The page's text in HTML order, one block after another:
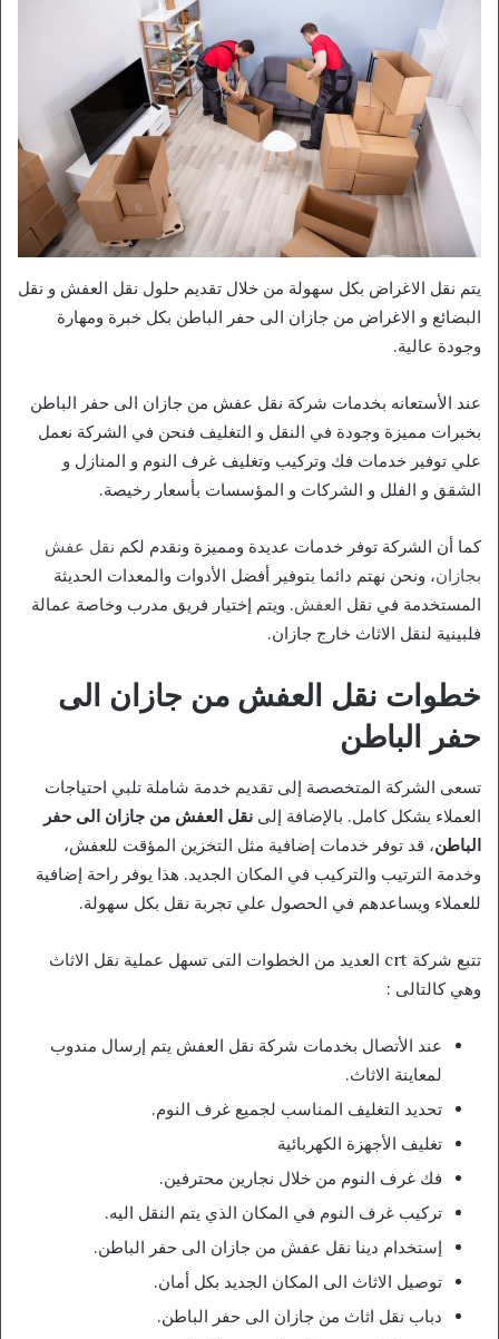
يتم نقل الاغراض بكل سهولة من خلال تقديم حلول نقل العفش و نقل
البضائع و الاغراض من جازان الى حفر الباطن بكل خبرة ومهارة
وجودة عالية.
عند الأستعانه بخدمات شركة نقل عفش من جازان الى حفر الباطن
بخبرات مميزة وجودة في النقل و التغليف فنحن في الشركة نعمل
علي توفير خدمات فك وتركيب وتغليف غرف النوم و المنازل و
الشقق و الفلل و الشركات و المؤسسات بأسعار رخيصة.
كما أن الشركة توفر خدمات عديدة ومميزة ونقدم لكم نقل عفش
بجازان، ونحن نهتم دائما بتوفير أفضل الأدوات والمعدات الحديثة
المستخدمة في نقل العفش. ويتم إختيار فريق مدرب وخاصة عمالة
فلبينية لنقل الاثاث خارج جازان.
خطوات نقل العفش من جازان الى
حفر الباطن
تسعى الشركة المتخصصة إلى تقديم خدمة شاملة تلبي احتياجات
العملاء بشكل كامل. بالإضافة إلى نقل العفش من جازان الى حفر
الباطن، قد توفر خدمات إضافية مثل التخزين المؤقت للعفش،
وخدمة الترتيب والتركيب في المكان الجديد. هذا يوفر راحة إضافية
للعملاء ويساعدهم في الحصول علي تجربة نقل بكل سهولة.
تتبع شركة crt العديد من الخطوات التى تسهل عملية نقل الاثاث
وهي كالتالى :
عند الأتصال بخدمات شركة نقل العفش يتم إرسال مندوب
لمعاينة الاثاث.
تحديد التغليف المناسب لجميع غرف النوم.
تغليف الأجهزة الكهربائية
فك غرف النوم من خلال نجارين محترفين.
تركيب غرف النوم في المكان الذي يتم النقل اليه.
إستخدام دينا نقل عفش من جازان الى حفر الباطن.
توصيل الاثاث الى المكان الجديد بكل أمان.
دباب نقل اثاث من جازان الى حفر الباطن.